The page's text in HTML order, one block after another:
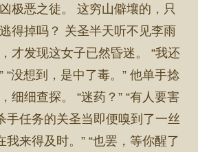
极恶之徒。 这穷山僻壤的，只
得掉吗？ 关圣半天听不见李雨
才发现这女子已然昏迷。 “我还
“没想到，是中了毒。” 他单手捻
细细查探。 “迷药？” “有人要害
手任务的关圣当即便嗅到了一丝
我来得及时。” “也罢，等你醒了